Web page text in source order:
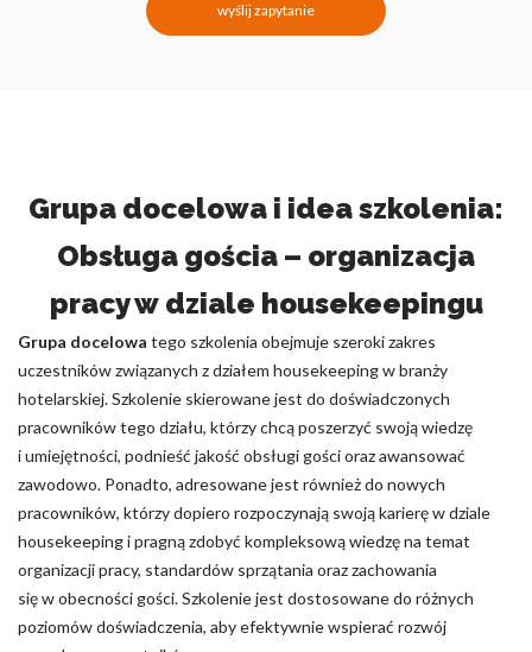
wyślij zapytanie
Grupa docelowa i idea szkolenia:
Obsługa gościa – organizacja
pracy w dziale housekeepingu
Grupa docelowa tego szkolenia obejmuje szeroki zakres
uczestników związanych z działem housekeeping w branży
hotelarskiej. Szkolenie skierowane jest do doświadczonych
pracowników tego działu, którzy chcą poszerzyć swoją wiedzę
i umiejętności, podnieść jakość obsługi gości oraz awansować
zawodowo. Ponadto, adresowane jest również do nowych
pracowników, którzy dopiero rozpoczynają swoją karierę w dziale
housekeeping i pragną zdobyć kompleksową wiedzę na temat
organizacji pracy, standardów sprzątania oraz zachowania
się w obecności gości. Szkolenie jest dostosowane do różnych
poziomów doświadczenia, aby efektywnie wspierać rozwój